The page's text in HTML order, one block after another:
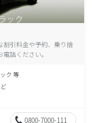
割引料金や予約、乗り捨
話ください。
ク 等
0800-7000-111